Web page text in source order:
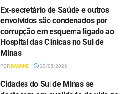
Ex-secretário de Saúde e outros
envolvidos são condenados por
corrupção em esquema ligado ao
Hospital das Clínicas no Sul de
Minas
PORRAYANE 30/05/2026
Cidades do Sul de Minas se